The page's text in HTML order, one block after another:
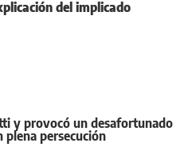
del implicado
y provocó un desafortunado
plena persecución